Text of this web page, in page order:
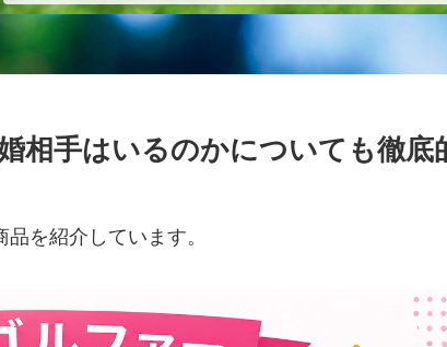
相手はいるのかについても徹底
を紹介しています。